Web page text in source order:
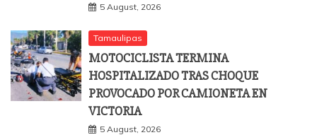
5 August, 2026
Tamaulipas
MOTOCICLISTA TERMINA
HOSPITALIZADO TRAS CHOQUE
PROVOCADO POR CAMIONETA EN
VICTORIA
5 August, 2026